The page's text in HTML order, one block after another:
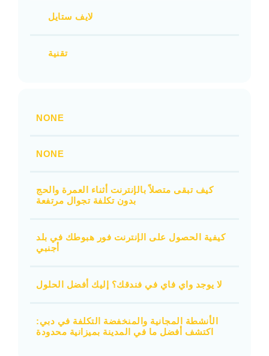
لايف ستايل
تقنية
NONE
NONE
كيف تبقى متصلاً بالإنترنت أثناء العمرة والحج
بدون تكلفة تجوال مرتفعة
كيفية الحصول على الإنترنت فور هبوطك في بلد
أجنبي
لا يوجد واي فاي في فندقك؟ إليك أفضل الحلول
الأنشطة المجانية والمنخفضة التكلفة في دبي:
اكتشف أفضل ما في المدينة بميزانية محدودة